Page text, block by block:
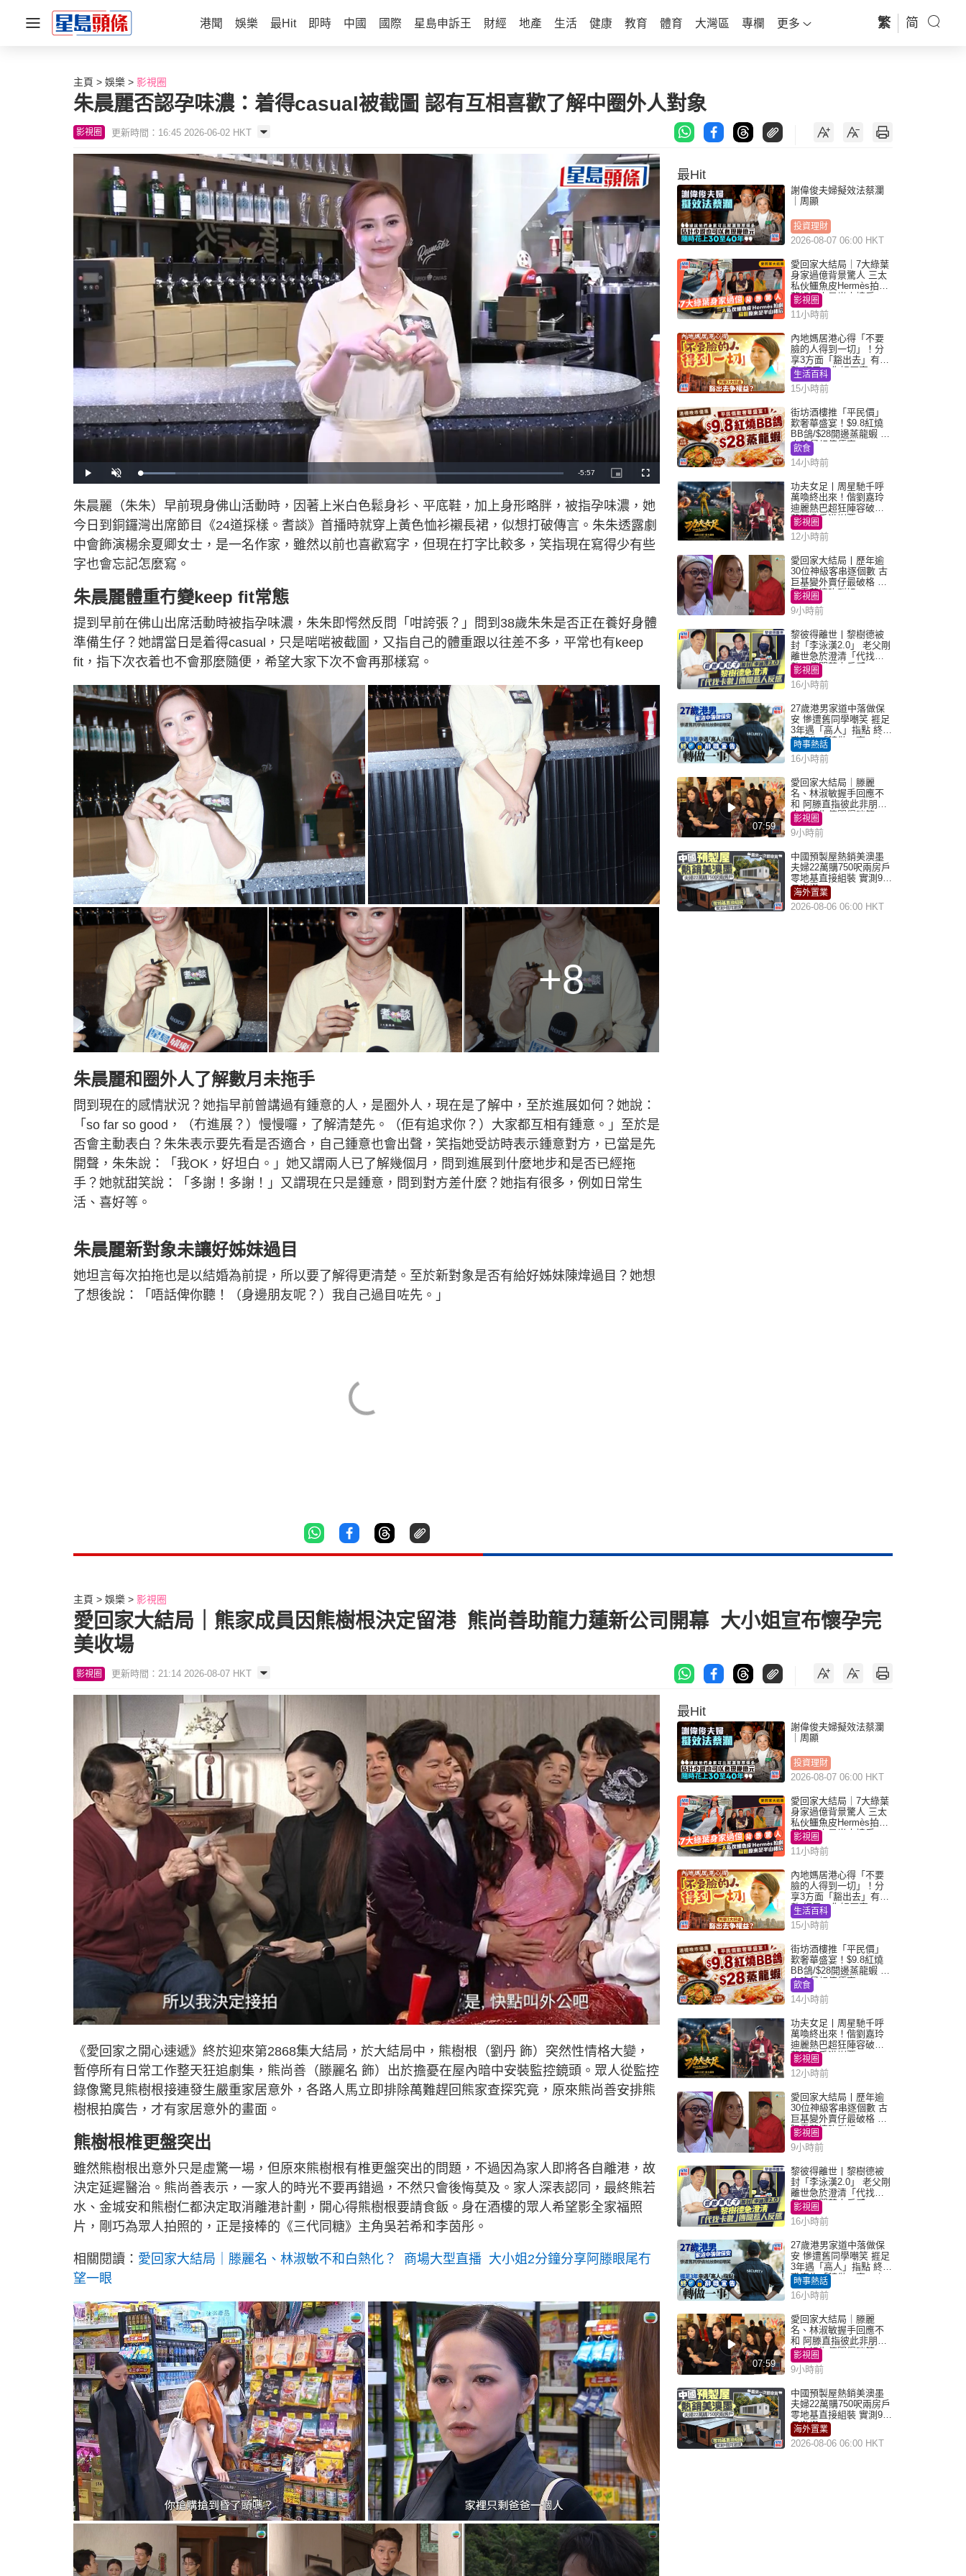
港聞 娛樂 最Hit 即時 中國 國際 星島申訴王 財經 地產 生活 健康 教育 體育 大灣區 專欄 更多 繁 简
主頁 娛樂 影視圈
朱晨麗否認孕味濃：着得casual被截圖 認有互相喜歡了解中圈外人對象
影視圈 更新時間：16:45 2026-06-02 HKT
P
l
U
n
L
o
:
8
.
7
3
R
n
g
m
e
-5:57
P
i
t
u
r
e
-
n
-
F
u
s
c
e
e
n
朱晨麗（朱朱）早前現身佛山活動時，因著上米白色鬆身衫、平底鞋，加上身形略胖，被指孕味濃，她
今日到銅鑼灣出席節目《24道採樣。耆談》首播時就穿上黃色恤衫襯長裙，似想打破傳言。朱朱透露劇
中會飾演楊余夏卿女士，是一名作家，雖然以前也喜歡寫字，但現在打字比較多，笑指現在寫得少有些
字也會忘記怎麼寫。
朱晨麗體重冇變keep fit常態
提到早前在佛山出席活動時被指孕味濃，朱朱即愕然反問「咁誇張？」問到38歲朱朱是否正在養好身體
準備生仔？她謂當日是着得casual，只是啱啱被截圖，又指自己的體重跟以往差不多，平常也有keep
fit，指下次衣着也不會那麼隨便，希望大家下次不會再那樣寫。
+8
朱晨麗和圈外人了解數月未拖手
問到現在的感情狀況？她指早前曾講過有鍾意的人，是圈外人，現在是了解中，至於進展如何？她說：
「so far so good，（冇進展？）慢慢囉，了解清楚先。（佢有追求你？）大家都互相有鍾意。」至於是
否會主動表白？朱朱表示要先看是否適合，自己鍾意也會出聲，笑指她受訪時表示鍾意對方，已當是先
開聲，朱朱說：「我OK，好坦白。」她又謂兩人已了解幾個月，問到進展到什麼地步和是否已經拖
手？她就甜笑說：「多謝！多謝！」又謂現在只是鍾意，問到對方差什麼？她指有很多，例如日常生
活、喜好等。
朱晨麗新對象未讓好姊妹過目
她坦言每次拍拖也是以結婚為前提，所以要了解得更清楚。至於新對象是否有給好姊妹陳煒過目？她想
了想後說：「唔話俾你聽！（身邊朋友呢？）我自己過目咗先。」
最Hit
謝偉俊夫婦擬效法蔡瀾
｜周顯
投資理財
2026-08-07 06:00 HKT
愛回家大結局｜7大綠葉
身家過億背景驚人 三太
私伙鱷魚皮Hermès拍劇
蘇姐原來是半山樓后
影視圈
11小時前
內地媽居港心得「不要
臉的人得到一切」！分
享3方面「豁出去」有著
數 網民：你好厲害
生活百科
15小時前
街坊酒樓推「平民價」
歎奢華盛宴！$9.8紅燒
BB鴿/$28開邊蒸龍蝦 3
大晚餐超值優惠
飲食
14小時前
功夫女足丨周星馳千呼
萬喚終出來！偕劉嘉玲
迪麗熱巴超狂陣容破天
荒現身香港謝票
影視圈
12小時前
愛回家大結局丨歷年逾
30位神級客串逐個數 古
巨基變外賣仔最破格 歐
陽震華情陷群姐
影視圈
9小時前
黎彼得離世丨黎樹德被
封「李泳漢2.0」 老父剛
離世急於澄清「代找卡
數」傳聞惹人反感
影視圈
16小時前
27歲港男家道中落做保
安 慘遭舊同學嘲笑 捱足
3年遇「高人」指點 終辭
職宣告「轉做一事」｜
Juicy叮
時事熱話
16小時前
07:59
愛回家大結局｜滕麗
名、林淑敏握手回應不
和 阿滕直指彼此非朋友
大小姐指傳聞得啖笑
影視圈
9小時前
中國預製屋熱銷美澳墨
夫婦22萬購750呎兩房戶
零地基直接組裝 實測9個
月激讚
海外置業
2026-08-06 06:00 HKT
主頁 娛樂 影視圈
愛回家大結局｜熊家成員因熊樹根決定留港 熊尚善助龍力蓮新公司開幕 大小姐宣布懷孕完
美收場
影視圈 更新時間：21:14 2026-08-07 HKT
《愛回家之開心速遞》終於迎來第2868集大結局，於大結局中，熊樹根（劉丹 飾）突然性情格大變，
暫停所有日常工作整天狂追劇集，熊尚善（滕麗名 飾）出於擔憂在屋內暗中安裝監控鏡頭。眾人從監控
錄像驚見熊樹根接連發生嚴重家居意外，各路人馬立即排除萬難趕回熊家查探究竟，原來熊尚善安排熊
樹根拍廣告，才有家居意外的畫面。
熊樹根椎更盤突出
雖然熊樹根出意外只是虛驚一場，但原來熊樹根有椎更盤突出的問題，不過因為家人即將各自離港，故
決定延遲醫治。熊尚善表示，一家人的時光不要再錯過，不然只會後悔莫及。家人深表認同，最終熊若
水、金城安和熊樹仁都決定取消離港計劃，開心得熊樹根要請食飯。身在酒樓的眾人希望影全家福照
片，剛巧為眾人拍照的，正是接棒的《三代同糖》主角吳若希和李茵彤。
相關閱讀： 愛回家大結局｜滕麗名、林淑敏不和白熱化？ 商場大型直播 大小姐2分鐘分享阿滕眼尾冇
望一眼
最Hit
謝偉俊夫婦擬效法蔡瀾
｜周顯
投資理財
2026-08-07 06:00 HKT
愛回家大結局｜7大綠葉
身家過億背景驚人 三太
私伙鱷魚皮Hermès拍劇
蘇姐原來是半山樓后
影視圈
11小時前
內地媽居港心得「不要
臉的人得到一切」！分
享3方面「豁出去」有著
數 網民：你好厲害
生活百科
15小時前
街坊酒樓推「平民價」
歎奢華盛宴！$9.8紅燒
BB鴿/$28開邊蒸龍蝦 3
大晚餐超值優惠
飲食
14小時前
功夫女足丨周星馳千呼
萬喚終出來！偕劉嘉玲
迪麗熱巴超狂陣容破天
荒現身香港謝票
影視圈
12小時前
愛回家大結局丨歷年逾
30位神級客串逐個數 古
巨基變外賣仔最破格 歐
陽震華情陷群姐
影視圈
9小時前
黎彼得離世丨黎樹德被
封「李泳漢2.0」 老父剛
離世急於澄清「代找卡
數」傳聞惹人反感
影視圈
16小時前
27歲港男家道中落做保
安 慘遭舊同學嘲笑 捱足
3年遇「高人」指點 終辭
職宣告「轉做一事」｜
Juicy叮
時事熱話
16小時前
07:59
愛回家大結局｜滕麗
名、林淑敏握手回應不
和 阿滕直指彼此非朋友
大小姐指傳聞得啖笑
影視圈
9小時前
中國預製屋熱銷美澳墨
夫婦22萬購750呎兩房戶
零地基直接組裝 實測9個
月激讚
海外置業
2026-08-06 06:00 HKT